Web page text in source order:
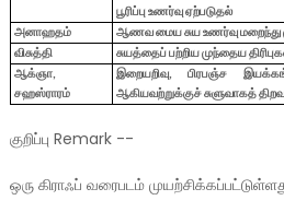
பூரிப்பு உணர்வு ஏற்படுதல்
அனாஹதம்
ஆணவ மைய சுய உணர்வு
விசுத்தி
சுயத்தைப் பற்றிய முந்தைய
ஆக்ஞா,
சஹஸ்ராரம்
இறையறிவு,பிரபஞ்ச
ஆகியவற்றுக்குச் சுளுவாகத்
குறிப்பு Remark --
ஒரு கிராஃப் வரைபடம்